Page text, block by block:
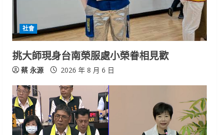
社會
挑大師現身台南榮服處小榮眷相見歡
蔡 永源 2026 年 8 月 6 日